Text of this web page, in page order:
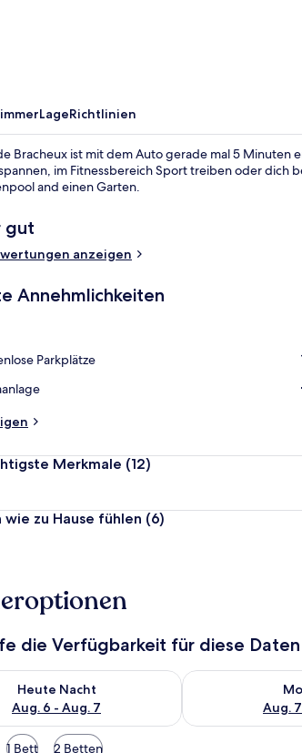
LageRichtlinien
Bracheux ist mit dem Auto gerade mal 5 Minuten
im Fitnessbereich Sport treiben oder dich
and einen Garten.
gut
anzeigen
Annehmlichkeiten
Parkplätze
Merkmale (12)
wie zu Hause fühlen (6)
die Verfügbarkeit für diese Daten
Heute Nacht
Aug. 6 - Aug. 7
Verfügbarkeit für heute Nacht, Aug. 6 -
Aug.
Überprüfe die
1 Bett 2 Betten